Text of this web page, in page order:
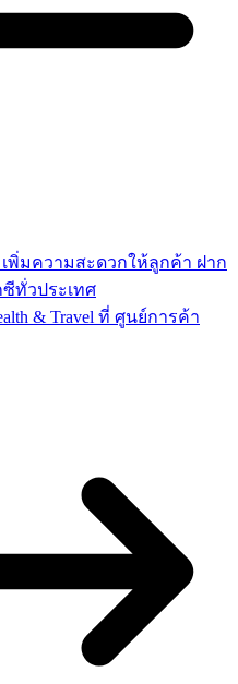
พิ่มความสะดวกให้ลูกค้า ฝาก
ทั่วประเทศ
& Travel ที่ ศูนย์การค้า